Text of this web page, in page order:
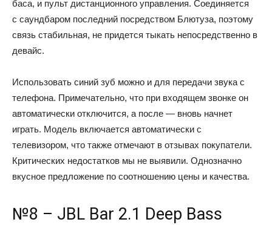
баса, и пульт дистанционного управления. Соединяется
с саундбаром последний посредством Блютуза, поэтому
связь стабильная, не придется тыкать непосредственно в
девайс.
Использовать синий зуб можно и для передачи звука с
телефона. Примечательно, что при входящем звонке он
автоматически отключится, а после — вновь начнет
играть. Модель включается автоматически с
телевизором, что также отмечают в отзывах покупатели.
Критических недостатков мы не выявили. Однозначно
вкусное предложение по соотношению цены и качества.
№8 – JBL Bar 2.1 Deep Bass